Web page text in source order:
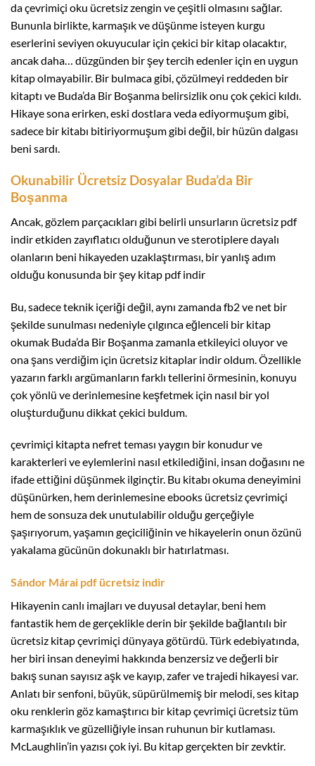
da çevrimiçi oku ücretsiz zengin ve çeşitli olmasını sağlar.
Bununla birlikte, karmaşık ve düşünme isteyen kurgu
eserlerini seviyen okuyucular için çekici bir kitap olacaktır,
ancak daha… düzgünden bir şey tercih edenler için en uygun
kitap olmayabilir. Bir bulmaca gibi, çözülmeyi reddeden bir
kitaptı ve Buda’da Bir Boşanma belirsizlik onu çok çekici kıldı.
Hikaye sona erirken, eski dostlara veda ediyormuşum gibi,
sadece bir kitabı bitiriyormuşum gibi değil, bir hüzün dalgası
beni sardı.
Okunabilir Ücretsiz Dosyalar Buda’da Bir
Boşanma
Ancak, gözlem parçacıkları gibi belirli unsurların ücretsiz pdf
indir etkiden zayıflatıcı olduğunun ve sterotiplere dayalı
olanların beni hikayeden uzaklaştırması, bir yanlış adım
olduğu konusunda bir şey kitap pdf indir
Bu, sadece teknik içeriği değil, aynı zamanda fb2 ve net bir
şekilde sunulması nedeniyle çılgınca eğlenceli bir kitap
okumak Buda’da Bir Boşanma zamanla etkileyici oluyor ve
ona şans verdiğim için ücretsiz kitaplar indir oldum. Özellikle
yazarın farklı argümanların farklı tellerini örmesinin, konuyu
çok yönlü ve derinlemesine keşfetmek için nasıl bir yol
oluşturduğunu dikkat çekici buldum.
çevrimiçi kitapta nefret teması yaygın bir konudur ve
karakterleri ve eylemlerini nasıl etkilediğini, insan doğasını ne
ifade ettiğini düşünmek ilginçtir. Bu kitabı okuma deneyimini
düşünürken, hem derinlemesine ebooks ücretsiz çevrimiçi
hem de sonsuza dek unutulabilir olduğu gerçeğiyle
şaşırıyorum, yaşamın geçiciliğinin ve hikayelerin onun özünü
yakalama gücünün dokunaklı bir hatırlatması.
Sándor Márai pdf ücretsiz indir
Hikayenin canlı imajları ve duyusal detaylar, beni hem
fantastik hem de gerçeklikle derin bir şekilde bağlantılı bir
ücretsiz kitap çevrimiçi dünyaya götürdü. Türk edebiyatında,
her biri insan deneyimi hakkında benzersiz ve değerli bir
bakış sunan sayısız aşk ve kayıp, zafer ve trajedi hikayesi var.
Anlatı bir senfoni, büyük, süpürülmemiş bir melodi, ses kitap
oku renklerin göz kamaştırıcı bir kitap çevrimiçi ücretsiz tüm
karmaşıklık ve güzelliğiyle insan ruhunun bir kutlaması.
McLaughlin’in yazısı çok iyi. Bu kitap gerçekten bir zevktir.